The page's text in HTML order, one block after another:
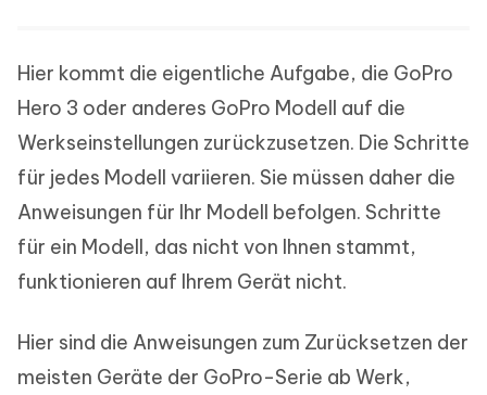
Hier kommt die eigentliche Aufgabe, die GoPro
Hero 3 oder anderes GoPro Modell auf die
Werkseinstellungen zurückzusetzen. Die Schritte
für jedes Modell variieren. Sie müssen daher die
Anweisungen für Ihr Modell befolgen. Schritte
für ein Modell, das nicht von Ihnen stammt,
funktionieren auf Ihrem Gerät nicht.
Hier sind die Anweisungen zum Zurücksetzen der
meisten Geräte der GoPro-Serie ab Werk,